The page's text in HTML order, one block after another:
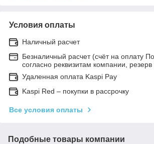
Условия оплаты
Наличный расчет
Безналичный расчет (счёт на оплату
согласно реквизитам компании,
Удаленная оплата Kaspi Pay
Kaspi Red – покупки в рассрочку
Все условия оплаты
Подобные товары компании